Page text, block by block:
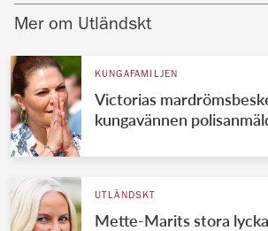
Mer om Utländskt
KUNGAFAMILJEN
Victorias
kungavännen
UTLÄNDSKT
Mette-Marits stora